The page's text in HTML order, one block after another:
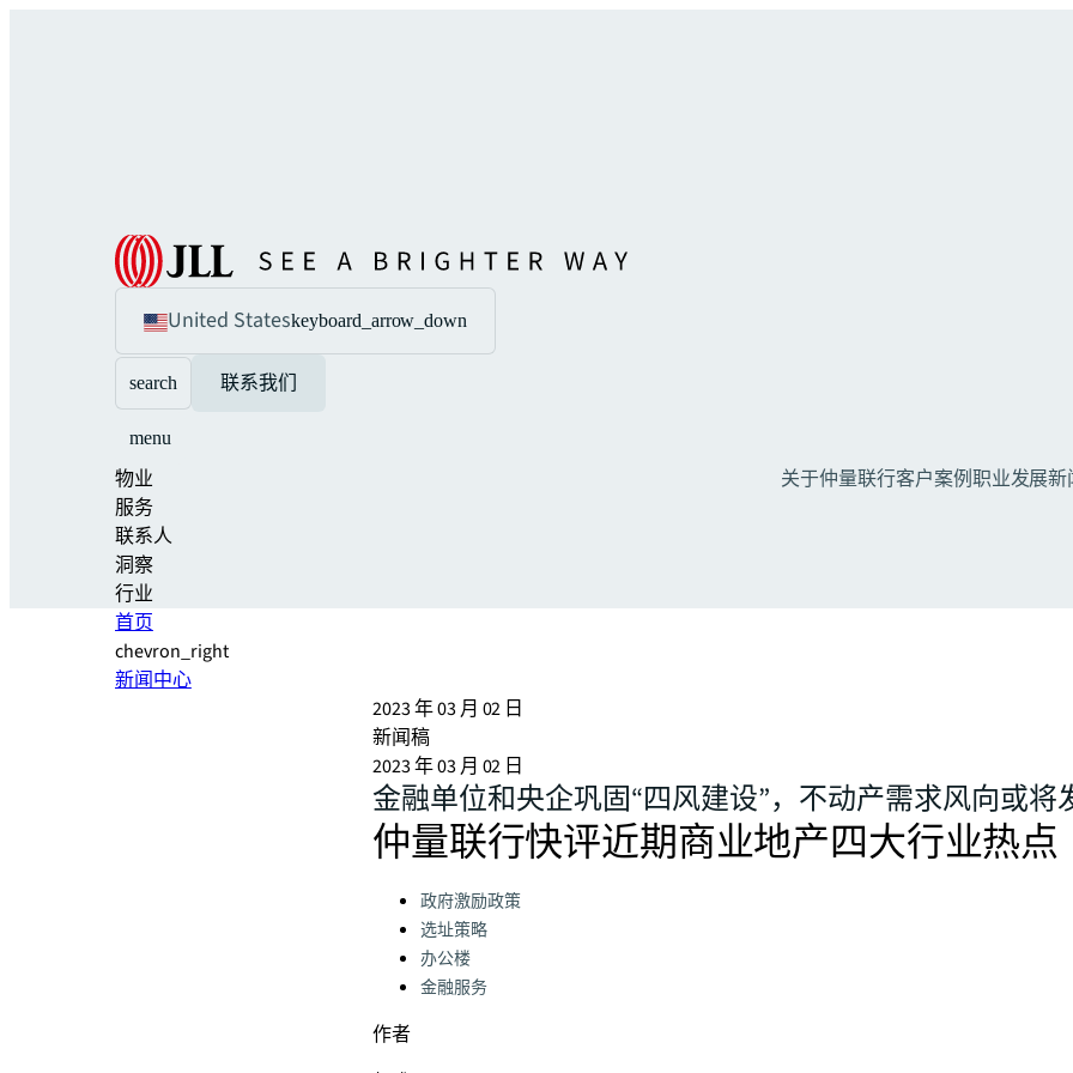
United Stateskeyboard_arrow_down
search 联系我们
menu
物业
服务
联系人
洞察
行业
关于仲量联行客户案例职业发展新
首页
chevron_right
新闻中心
2023 年 03 月 02 日
新闻稿
2023 年 03 月 02 日
金融单位和央企巩固“四风建设”，不动产需求风向或将
仲量联行快评近期商业地产四大行业热点
Categories:
政府激励政策
选址策略
办公楼
金融服务
作者